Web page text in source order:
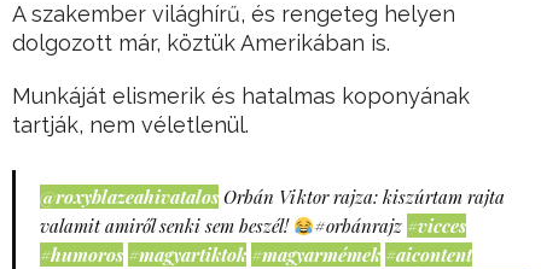
A szakember világhírű, és rengeteg helyen
dolgozott már, köztük Amerikában is.
Munkáját elismerik és hatalmas koponyának
tartják, nem véletlenül.
@roxyblazeahivatalos Orbán Viktor rajza: kiszúrtam rajta
valamit amiről senki sem beszél!
#orbánrajz #vicces
#humoros #magyartiktok #magyarmémek #aicontent